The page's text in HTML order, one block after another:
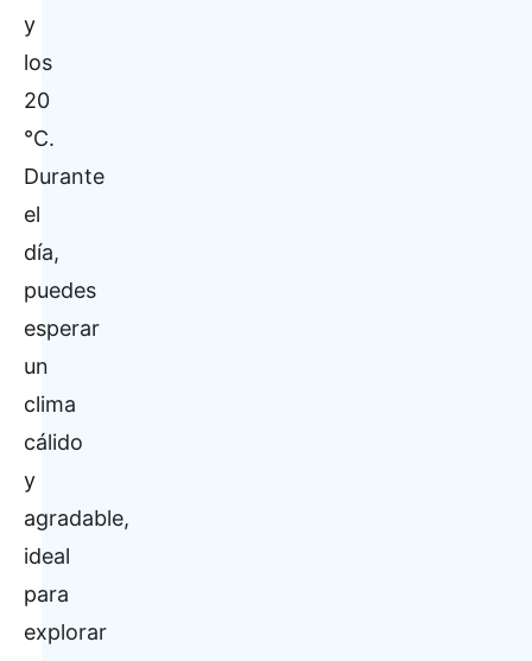
y
los
20
°C.
Durante
el
día,
puedes
esperar
un
clima
cálido
y
agradable,
ideal
para
explorar